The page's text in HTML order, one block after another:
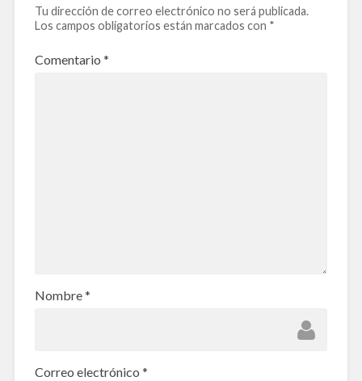
Tu dirección de correo electrónico no será publicada.
Los campos obligatorios están marcados con *
Comentario *
Nombre*
Correo electrónico *